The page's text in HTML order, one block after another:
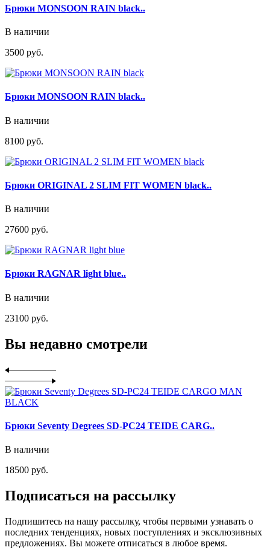
Брюки MONSOON RAIN black..
В наличии
3500 руб.
Брюки MONSOON RAIN black..
В наличии
8100 руб.
Брюки ORIGINAL 2 SLIM FIT WOMEN black..
В наличии
27600 руб.
Брюки RAGNAR light blue..
В наличии
23100 руб.
Вы недавно смотрели
Брюки Seventy Degrees SD-PC24 TEIDE CARG..
В наличии
18500 руб.
Подписаться на рассылку
Подпишитесь на нашу рассылку, чтобы первыми узнавать о
последних тенденциях, новых поступлениях и эксклюзивных
предложениях. Вы можете отписаться в любое время.